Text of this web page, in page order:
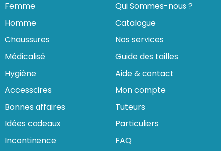
Femme
Homme
Chaussures
Médicalisé
Hygiène
Accessoires
Bonnes affaires
Idées cadeaux
Incontinence
Qui Sommes-nous ?
Catalogue
Nos services
Guide des tailles
Aide & contact
Mon compte
Tuteurs
Particuliers
FAQ